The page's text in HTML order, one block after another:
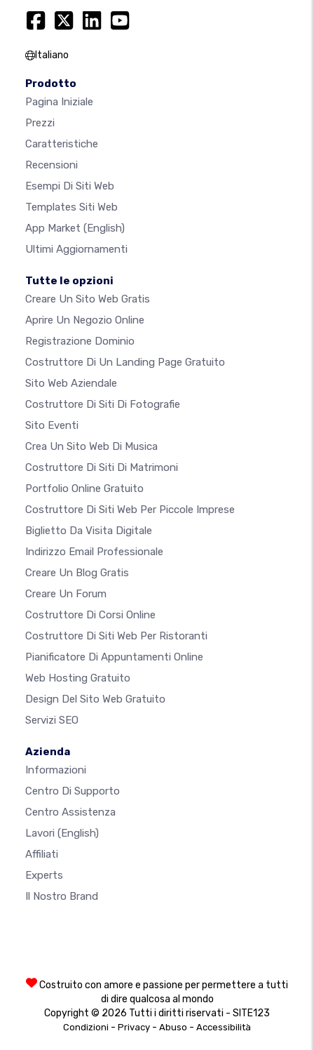
Italiano
Prodotto
Pagina Iniziale
Prezzi
Caratteristiche
Recensioni
Esempi Di Siti Web
Templates Siti Web
App Market (English)
Ultimi Aggiornamenti
Tutte le opzioni
Creare Un Sito Web Gratis
Aprire Un Negozio Online
Registrazione Dominio
Costruttore Di Un Landing Page Gratuito
Sito Web Aziendale
Costruttore Di Siti Di Fotografie
Sito Eventi
Crea Un Sito Web Di Musica
Costruttore Di Siti Di Matrimoni
Portfolio Online Gratuito
Costruttore Di Siti Web Per Piccole Imprese
Biglietto Da Visita Digitale
Indirizzo Email Professionale
Creare Un Blog Gratis
Creare Un Forum
Costruttore Di Corsi Online
Costruttore Di Siti Web Per Ristoranti
Pianificatore Di Appuntamenti Online
Web Hosting Gratuito
Design Del Sito Web Gratuito
Servizi SEO
Azienda
Informazioni
Centro Di Supporto
Centro Assistenza
Lavori (English)
Affiliati
Experts
Il Nostro Brand
Costruito con amore e passione per permettere a tutti
di dire qualcosa al mondo
Copyright © 2026 Tutti i diritti riservati - SITE123
Condizioni - Privacy - Abuso - Accessibilità